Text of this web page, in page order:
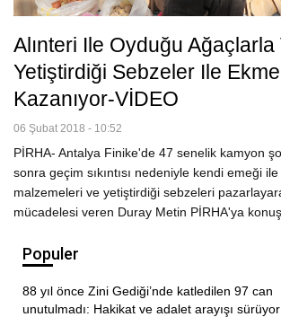
Alınteri Ile Oyduğu Ağaçlarla
Yetiştirdiği Sebzeler Ile
Kazanıyor-VİDEO
06 Şubat 2018 - 10:52
PİRHA- Antalya Finike'de 47 senelik kamyon
sonra geçim sıkıntısı nedeniyle kendi emeği
malzemeleri ve yetiştirdiği sebzeleri
mücadelesi veren Duray Metin PİRHA'ya
Populer
88 yıl önce Zini Gediği’nde katledilen 97 can
unutulmadı: Hakikat ve adalet arayışı